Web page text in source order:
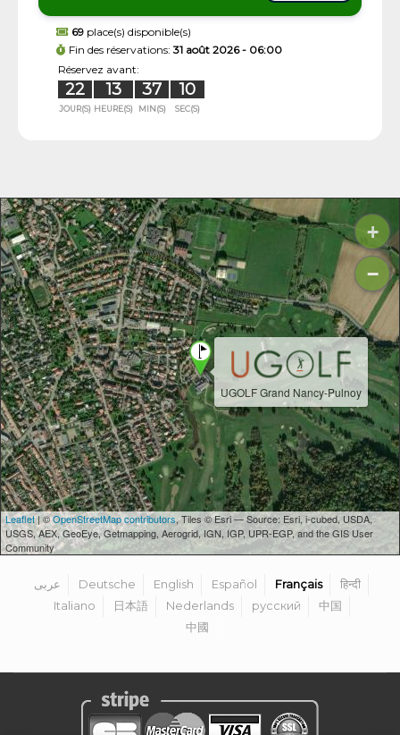
69 place(s) disponible(s)
Fin des réservations:31 août 2026 - 06:00
Réservez avant:
22 13 37 09
JOUR(S) HEURE(S) MIN(S) SEC(S)
UGOLF Grand Nancy-Pulnoy
+
−
Leaflet| ©OpenStreetMap contributors, Tiles © Esri — Source: Esri, i-cubed, USDA,
USGS, AEX, GeoEye, Getmapping, Aerogrid, IGN, IGP, UPR-EGP, and the GIS User
Community
عربى Deutsche English Español Français
हिन्दी
Italiano
日本語 Nederlands русский
中国
中國